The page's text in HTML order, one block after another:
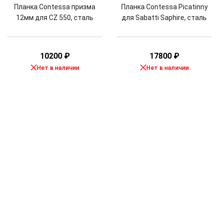
Планка Contessa призма
12мм для CZ 550, сталь
10200 ₽
Нет в наличии
Планка Contessa Picatinny
для Sabatti Saphire, сталь
17800 ₽
Нет в наличии